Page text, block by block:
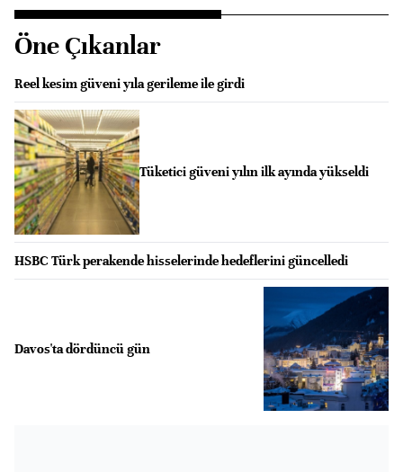
Öne Çıkanlar
Reel kesim güveni yıla gerileme ile girdi
Tüketici güveni yılın ilk ayında yükseldi
HSBC Türk perakende hisselerinde hedeflerini güncelledi
Davos'ta dördüncü gün